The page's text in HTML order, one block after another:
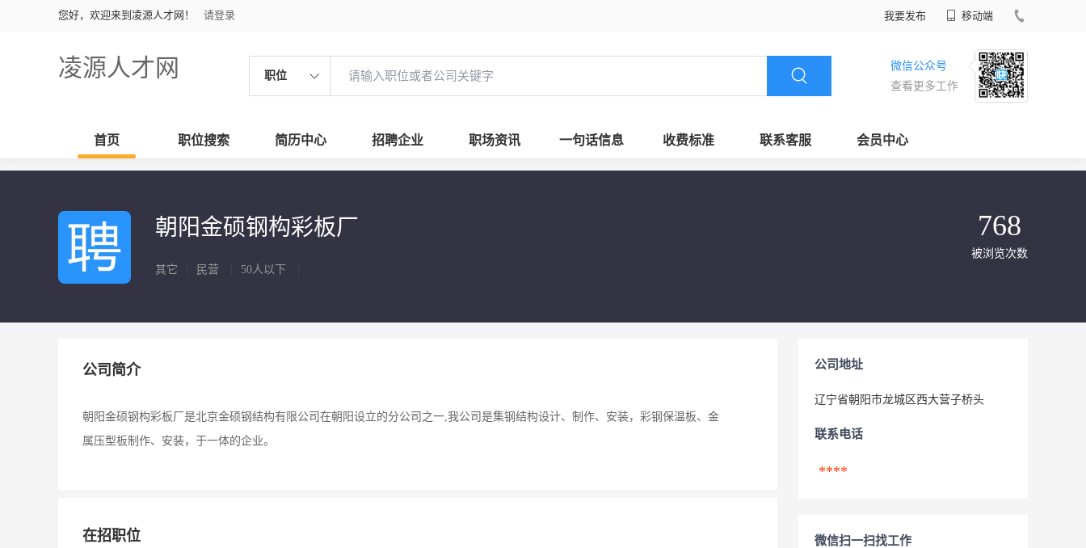
您好，欢迎来到凌源人才网！ 请登录 我要发布 移动端
凌源人才网 职位
微信公众号
查看更多工作
首页 职位搜索 简历中心 招聘企业 职场资讯 一句话信息 收费标准 联系客服 会员中心
朝阳金硕钢构彩板厂
其它 民营 50人以下
768
被浏览次数
公司简介
朝阳金硕钢构彩板厂是北京金硕钢结构有限公司在朝阳设立的分公司之一,我公司是集钢结构设计、制作、安装，彩钢保温板、金
属压型板制作、安装，于一体的企业。
在招职位
公司地址
辽宁省朝阳市龙城区西大营子桥头
联系电话
****
微信扫一扫找工作